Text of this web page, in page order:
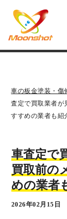
車の板金塗装・傷
査定で買取業者が
すすめの業者も紹
車査定で
買取前の
めの業者
2026年02月15日